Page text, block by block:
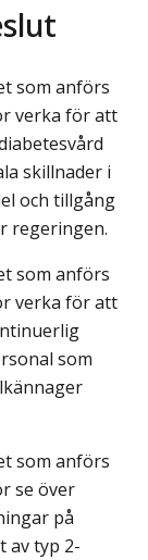
som anförs
verka för att
skillnader i
och tillgång
regeringen.
som anförs
verka för att
som
som anförs
se över
på
av typ 2-